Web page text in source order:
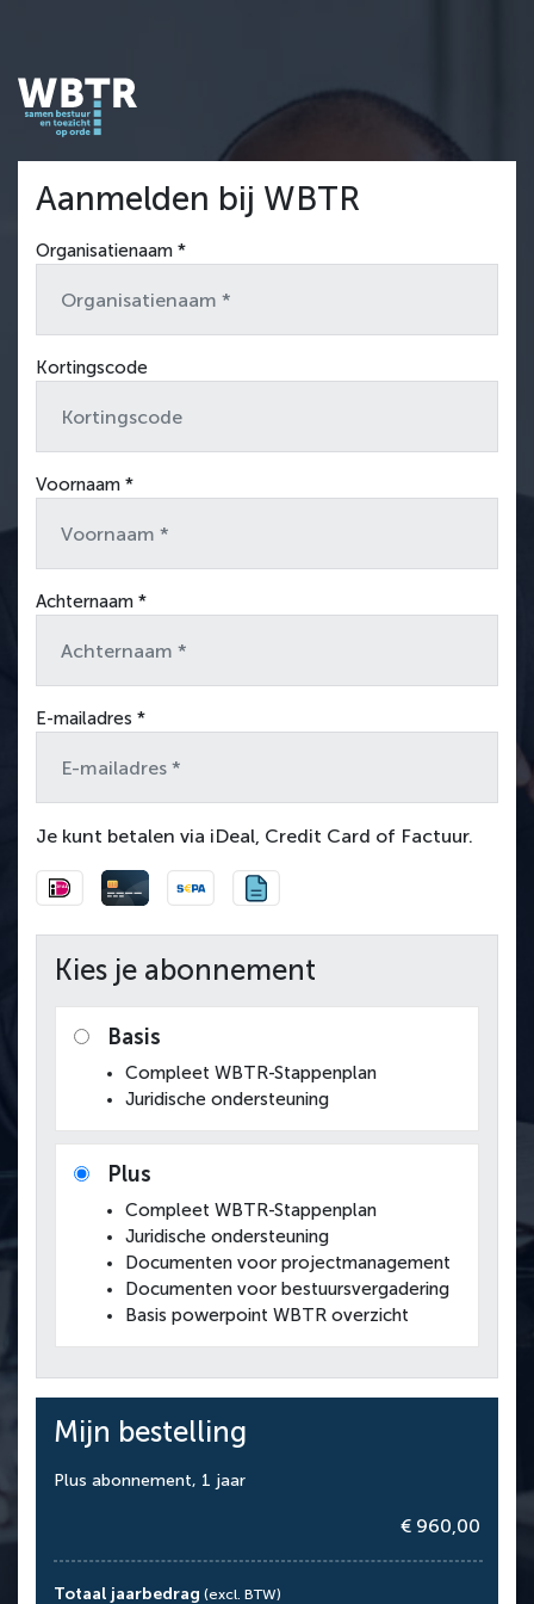
Aanmelden bij WBTR
Organisatienaam *
Kortingscode
Voornaam *
Achternaam *
E-mailadres *
Je kunt betalen via iDeal, Credit Card of Factuur.
Kies je abonnement
Basis
Compleet WBTR-Stappenplan
Juridische ondersteuning
Plus
Compleet WBTR-Stappenplan
Juridische ondersteuning
Documenten voor projectmanagement
Documenten voor bestuursvergadering
Basis powerpoint WBTR overzicht
Mijn bestelling
Plus abonnement, 1 jaar
€ 960,00
Totaal jaarbedrag (excl. BTW)